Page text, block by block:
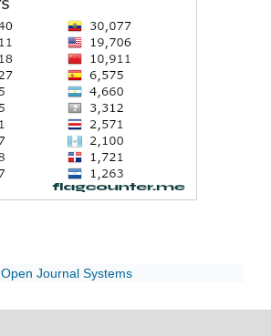
Open Journal Systems